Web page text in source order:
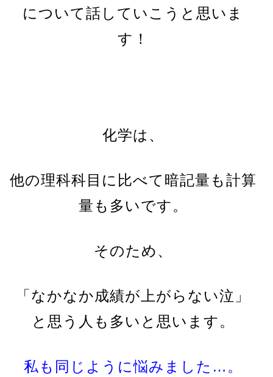
について話していこうと思いま
す！
化学は、
他の理科科目に比べて暗記量も計算
量も多いです。
そのため、
「なかなか成績が上がらない泣」
と思う人も多いと思います。
私も同じように悩みました…。